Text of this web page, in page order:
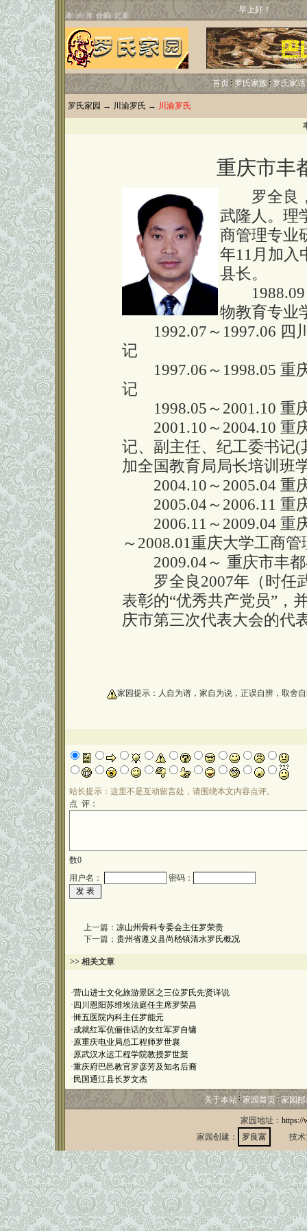
早上好！
首页 罗氏家族 罗氏家话
罗氏家园 → 川渝罗氏 → 川渝罗氏
重庆市丰
罗全良，
武隆人。理
商管理专业
年11月加入
县长。
1988.09
物教育专业
1992.07～1997.06 四
记
1997.06～1998.05 重
记
1998.05～2001.10 重
2001.10～2004.10 重
记、副主任、纪工委书记(
加全国教育局局长培训班
2004.10～2005.04 重
2005.04～2006.11 重
2006.11～2009.04 重
～2008.01重庆大学工商
2009.04～ 重庆市丰都
罗全良2007年（时任
表彰的“优秀共产党员”，
庆市第三次代表大会的代
家园提示：人自为谱，家自为说，正误自辨，取舍
站长提示：这里不是互动留言处，请围绕本文内容点评。
点 评：
数0
用户名：
密码：
上一篇： 凉山州骨科专委会主任罗荣贵
下一篇： 贵州省遵义县尚嵇镇清水罗氏概况
>> 相关文章
·营山进士文化旅游景区之三位罗氏先贤详说
· 四川恩阳苏维埃法庭任主席罗荣昌
·卌五医院内科主任罗能元
·成就红军伉俪佳话的女红军罗自镛
·原重庆电业局总工程师罗世襄
·原武汉水运工程学院教授罗世棻
·重庆府巴邑教官罗彦芳及知名后裔
· 民国通江县长罗文杰
关于本站 家园首页 家园
家园地址： https://
家园创建：
罗良富 技术